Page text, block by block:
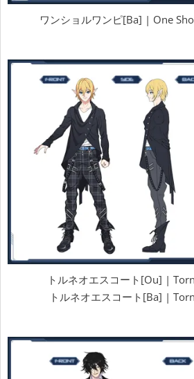
ワンショルワンピ[Ba] | One
トルネオエスコート[Ou] |
トルネオエスコート[Ba] |